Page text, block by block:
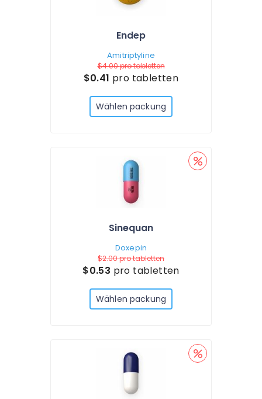
Endep
Amitriptyline
$4.00pro tabletten
$0.41 pro tabletten
Wählen packung
Sinequan
Doxepin
$2.00pro tabletten
$0.53 pro tabletten
Wählen packung